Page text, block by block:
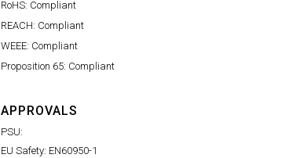
RoHS: Compliant
REACH: Compliant
WEEE: Compliant
Proposition 65: Compliant
APPROVALS
PSU:
EU Safety: EN60950-1